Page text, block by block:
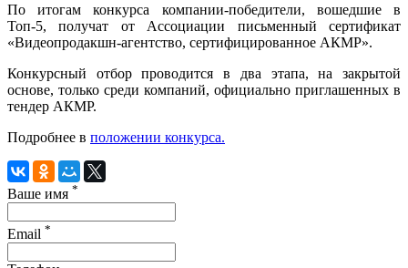
По итогам конкурса компании-победители, вошедшие в
Топ-5, получат от Ассоциации письменный сертификат
«Видеопродакшн-агентство, сертифицированное АКМР».
Конкурсный отбор проводится в два этапа, на закрытой
основе, только среди компаний, официально приглашенных в
тендер АКМР.
Подробнее в положении конкурса.
Ваше имя *
Email *